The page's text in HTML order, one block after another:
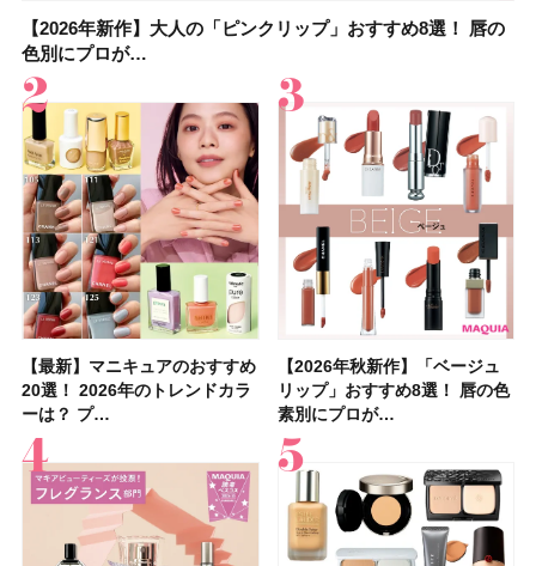
【2026年新作】大人の「ピンクリップ」おすすめ8選！ 唇の
色別にプロが…
【最新】マニキュアのおすすめ
20選！ 2026年のトレンドカラ
ーは？ プ…
【2026年秋新作】「ベージュ
リップ」おすすめ8選！ 唇の色
素別にプロが…
【上田竜也さんのマイベストコスメ５選】大人になって開眼
したからこそ愛が深…
【2026年夏】汗に強い日焼け
止めのおすすめ13選！ 汗で塗
膜が強化され…
【石井美保さん】おすすめの
「ブライトニング」11選！ ス
キンケアからサプ…
【2026年新作】大人の「ピンクリップ」おすすめ8選！ 唇の
色別にプロが…
【最新】マニキュアのおすすめ
20選！ 2026年のトレンドカラ
ーは？ プ…
【2026年秋新作】「ベージュ
リップ」おすすめ8選！ 唇の色
素別にプロが…
【2026夏】「香水・フレグランス」ランキングTOP5！＜美
容マニア・マ…
【デパコスのネイルオイル10
選】プレゼントにおすすめ！ケ
ア効果、ビジュ、…
【2026年】ボディ用日焼け止
めUVのおすすめ20選！ この夏
注目の人気…
【2026夏】「歯磨き粉・オーラルケア」ランキングTOP5！
＜美容マニア…
【石井美保さんのおすすめお菓
子＆お茶10選】手土産にもぴっ
たり
【板野友美さんの美活】「最
近、下の歯の矯正を再開したん
です」オーラルケア…
【2026年夏】40代におすすめの髪型30選！ 若く見える・手
入れが楽な…
【2026年夏】おすすめの髪型
36選！ショート・ボブ・ミディ
アム・ロング…
【2026年夏】小顔に見えるボ
ブの髪型37選！ レイヤー・切
りっぱなしな…
【鈴木えみさんの愛用品30選】コスメ・スキンケア・ヘアケ
アetc.お気に…
【読者プレゼント】羽の見えな
いハンディファン
「baramood」を3名様…
【2026年8月の一粒万倍日】お
すすめの開運コスメ＆美容アイ
テム10選！
【キャンメイク】売切続出！先行発売中の「クリアヴェール
セッティングパウダ…
【セザンヌ】8/7新色追加！
「ウォータリーティントリップ
」10モモピュ…
【限定】&be「リップカラーデ
ュオ 01 ピンクベージュ」レビ
ュー｜落ち…